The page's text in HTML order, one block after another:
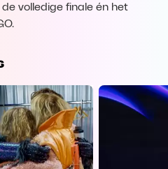
volledige finale én het